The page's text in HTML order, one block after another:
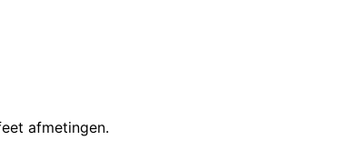
afmetingen.